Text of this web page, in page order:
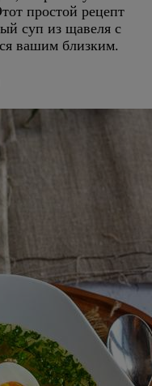
простой рецепт
суп из щавеля с
вашим близким.